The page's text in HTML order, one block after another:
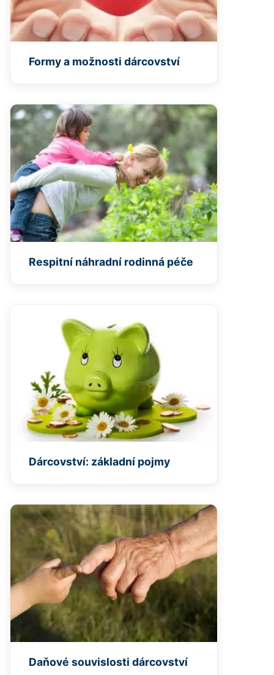
Formy a možnosti dárcovství
Respitní náhradní rodinná péče
Dárcovství: základní pojmy
Daňové souvislosti dárcovství